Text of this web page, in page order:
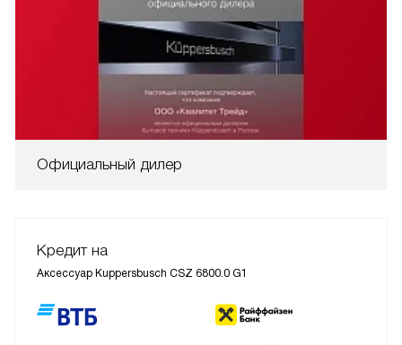
Официальный дилер
Кредит на
Аксессуар Kuppersbusch CSZ 6800.0 G1